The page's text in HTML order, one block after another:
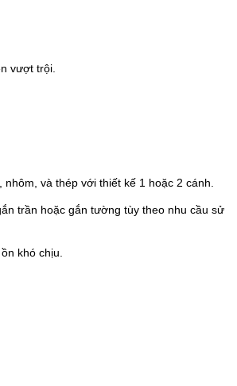
vượt trội.
và thép với thiết kế 1 hoặc 2 cánh.
trần hoặc gắn tường tùy theo nhu cầu sử
khó chịu.